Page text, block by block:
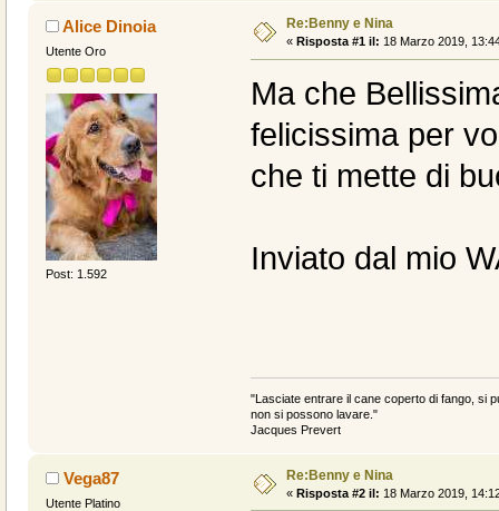
Alice Dinoia
Utente Oro
Post: 1.592
Re:Benny e Nina
« Risposta #1 il: 18 Marzo 2019,
Ma che
felicissima per
che ti mette di
Inviato dal mio
"Lasciate entrare il cane coperto di fango, si
non si possono lavare."
Jacques Prevert
Vega87
Utente Platino
Re:Benny e Nina
« Risposta #2 il: 18 Marzo 2019,